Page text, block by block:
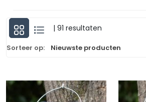
| 91 resultaten
Sorteer op: